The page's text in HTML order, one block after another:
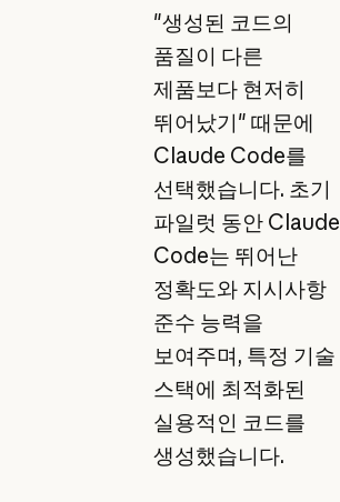
"생성된 코드의
품질이 다른
제품보다 현저히
뛰어났기" 때문에
Claude Code를
선택했습니다. 초기
파일럿 동안 Claude
Code는 뛰어난
정확도와 지시사항
준수 능력을
보여주며, 특정 기술
스택에 최적화된
실용적인 코드를
생성했습니다.